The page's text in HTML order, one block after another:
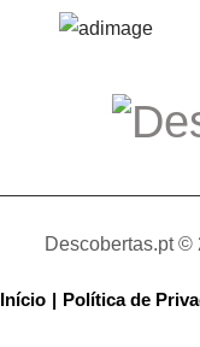
Descobertas.pt ©
Início Política de